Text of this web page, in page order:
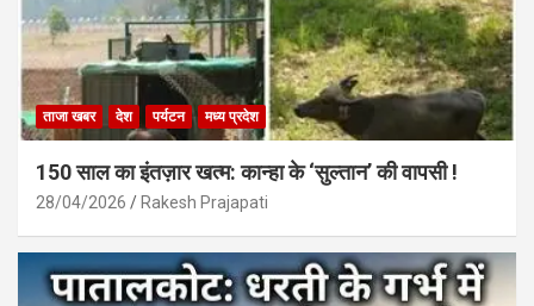
ताजा खबर देश पर्यटन मध्य प्रदेश
150 साल का इंतज़ार खत्म: कान्हा के ‘सुल्तान’ की वापसी !
28/04/2026 Rakesh Prajapati